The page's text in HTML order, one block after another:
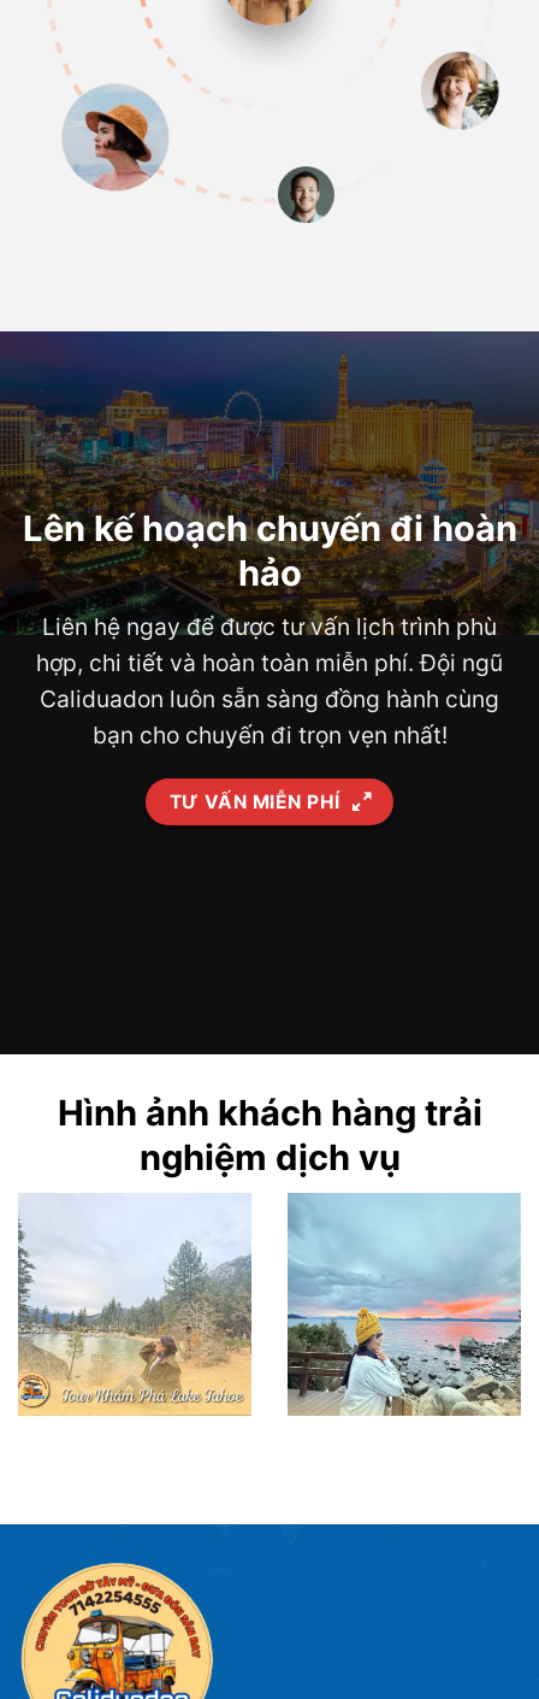
Lên kế hoạch chuyến đi hoàn
hảo
Liên hệ ngay để được tư vấn lịch trình phù
hợp, chi tiết và hoàn toàn miễn phí. Đội ngũ
Caliduadon luôn sẵn sàng đồng hành cùng
bạn cho chuyến đi trọn vẹn nhất!
TƯ VẤN MIỄN PHÍ
Hình ảnh khách hàng trải
nghiệm dịch vụ